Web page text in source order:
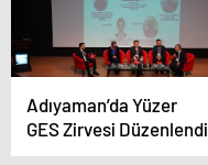
Adıyaman’da Yüzer
GES Zirvesi Düzenlendi